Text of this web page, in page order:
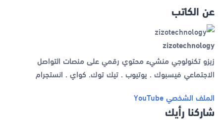
عن الكاتب
zizotechnology
زيزو تكنولوجي منشيء محتوي رقمي على منصات التواصل
الاجتماعي فيسبوك . يوتيوب . تيك توك. كواي . انستجرام
الملف الشخصي YouTube
شاركنا رأيك